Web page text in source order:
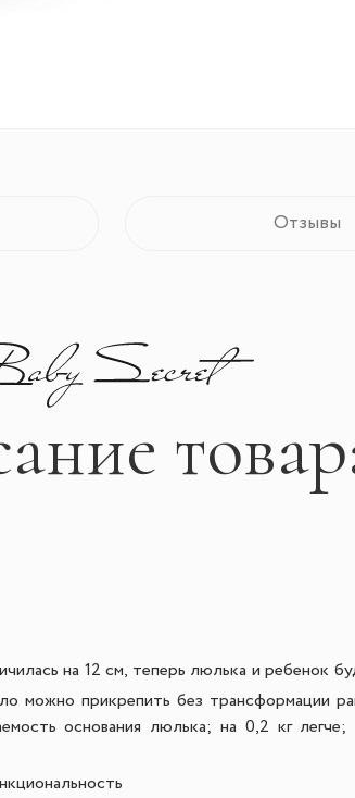
Отзывы
на 12 см, теперь люлька и ребенок
можно прикрепить без трансформации
основания люлька; на 0,2 кг легче;